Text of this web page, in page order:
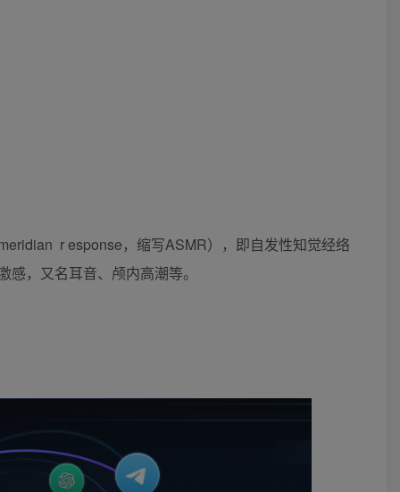
r esponse，缩写ASMR），即自发性知觉经络
，又名耳音、颅内高潮等。